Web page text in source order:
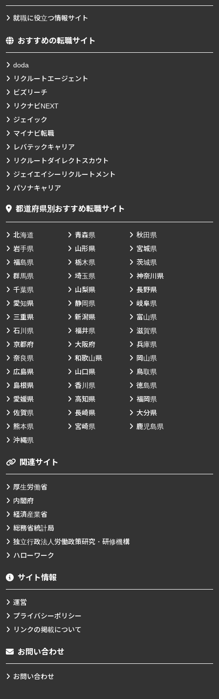
就職に役立つ情報サイト
おすすめの転職サイト
doda
リクルートエージェント
ビズリーチ
リクナビNEXT
ジェイック
マイナビ転職
レバテックキャリア
リクルートダイレクトスカウト
ジェイエイシーリクルートメント
パソナキャリア
都道府県別おすすめ転職サイト
北海道 青森県
秋田県
岩手県
山形県
宮城県
福島県
栃木県
茨城県
群馬県
埼玉県
神奈川県
千葉県
山梨県
長野県
愛知県
静岡県
岐阜県
三重県
新潟県
富山県
石川県
福井県
滋賀県
京都府
大阪府
兵庫県
奈良県
和歌山県
岡山県
広島県
山口県
鳥取県
島根県
香川県
徳島県
愛媛県
高知県
福岡県
佐賀県
長崎県
大分県
熊本県
宮崎県
鹿児島県
沖縄県
関連サイト
厚生労働省
内閣府
経済産業省
総務省統計局
独立行政法人労働政策研究・研修機構
ハローワーク
サイト情報
運営
プライバシーポリシー
リンクの掲載について
お問い合わせ
お問い合わせ